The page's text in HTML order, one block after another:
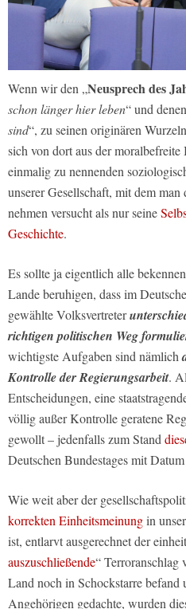
Wenn wir den „Neusprech des
schon länger hier leben“ und
sind“, zu seinen originären
sich von dort aus der
einmalig zu nennenden
unserer Gesellschaft, mit dem
nehmen versucht als nur seine
Geschichte.
Es sollte ja eigentlich alle
Lande beruhigen, dass im
gewählte Volksvertreter
richtigen politischen Weg
wichtigste Aufgaben sind nämlich
Kontrolle der Regierungsarbeit.
Entscheidungen, eine
völlig außer Kontrolle geratene
gewollt – jedenfalls zum Stand
Deutschen Bundestages mit
Wie weit aber der
korrekten Einheitsmeinungin
ist, entlarvt ausgerechnet der
auszuschließende“ Terroranschlag
Land noch in Schockstarre befand
Angehörigen gedachte, wurden